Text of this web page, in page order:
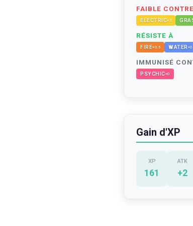
FAIBLE CONTRE
ELECTRIC× 2
RÉSISTE À
FIRE×0.5 WATER ×
IMMUNISÉ
PSYCHIC×0
Gain d'XP
XP
161
ATK
+2